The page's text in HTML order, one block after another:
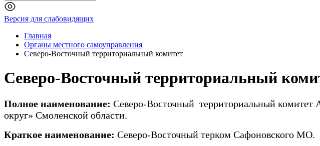
Версия для слабовидящих
Главная
Органы местного самоуправления
Северо-Восточный территориальный комитет
Северо-Восточный территориальный
Полное наименование: Северо-Восточный территориальный
округ» Смоленской области.
Краткое наименование: Северо-Восточный терком Сафоновского МО.